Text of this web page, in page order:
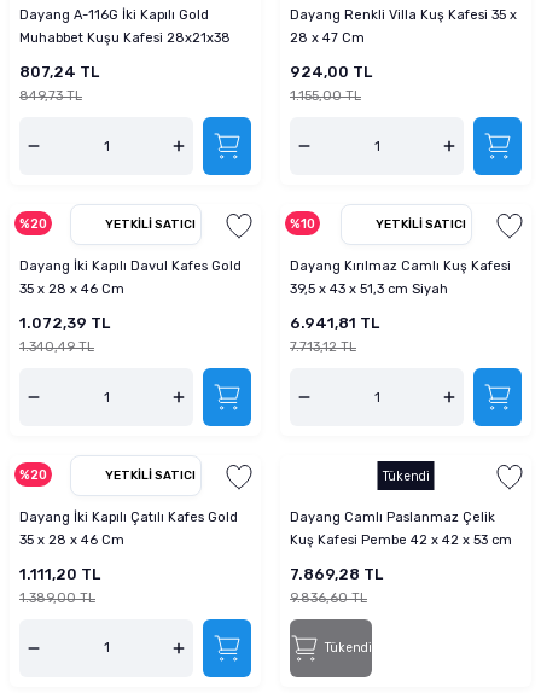
Dayang A-116G İki Kapılı Gold
Muhabbet Kuşu Kafesi 28x21x38
807,24 TL
849,73 TL
Dayang Renkli Villa Kuş Kafesi 35 x
28 x 47 Cm
924,00 TL
1.155,00 TL
%20 YETKILI SATICI
Dayang İki Kapılı Davul Kafes Gold
35 x 28 x 46 Cm
1.072,39 TL
1.340,49 TL
%10 YETKILI SATICI
Dayang Kırılmaz Camlı Kuş Kafesi
39,5 x 43 x 51,3 cm Siyah
6.941,81 TL
7.713,12 TL
%20 YETKILI SATICI
Dayang İki Kapılı Çatılı Kafes Gold
35 x 28 x 46 Cm
1.111,20 TL
1.389,00 TL
Tükendi
Dayang Camlı Paslanmaz Çelik
Kuş Kafesi Pembe 42 x 42 x 53 cm
7.869,28 TL
9.836,60 TL
Tükendi